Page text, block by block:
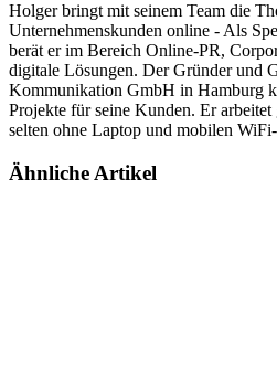
Holger bringt mit seinem Team die
Unternehmenskunden online - Als
berät er im Bereich Online-PR,
digitale Lösungen. Der Gründer und
Kommunikation GmbH in Hamburg
Projekte für seine Kunden. Er
selten ohne Laptop und mobilen
Ähnliche Artikel